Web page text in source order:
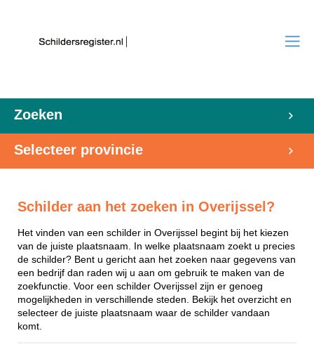
Zoeken
Selecteer provincie
Schilder aan het zoeken in Overijssel?
Het vinden van een schilder in Overijssel begint bij het kiezen
van de juiste plaatsnaam. In welke plaatsnaam zoekt u precies
de schilder? Bent u gericht aan het zoeken naar gegevens van
een bedrijf dan raden wij u aan om gebruik te maken van de
zoekfunctie. Voor een schilder Overijssel zijn er genoeg
mogelijkheden in verschillende steden. Bekijk het overzicht en
selecteer de juiste plaatsnaam waar de schilder vandaan
komt.